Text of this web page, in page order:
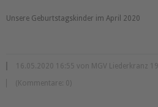
Unsere Geburtstagskinder im April 2020
16.05.2020 16:55 von MGV Liederkranz
(Kommentare: 0)